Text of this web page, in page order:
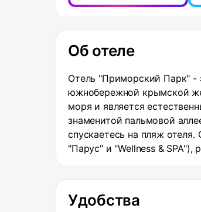
Об отеле
Отель "Приморский Парк" -
южнобережной крымской
моря и является
знаменитой пальмовой
спускаетесь на пляж
"Парус" и "Wellness &
заполненные светом,
Удобства